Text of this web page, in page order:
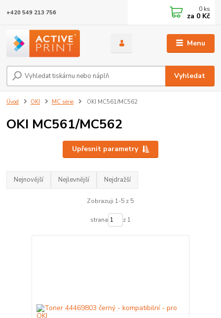
Menu
Vyhledat
+420 549 213 756 0 ks
za 0 Kč
Úvod OKI MC série OKI MC561/MC562
OKI MC561/MC562
Upřesnit parametry
Nejnovější Nejlevnější Nejdražší
Zobrazuji 1-5 z 5
strana z 1